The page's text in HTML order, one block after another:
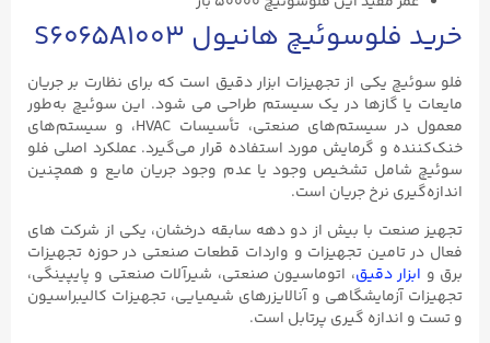
خرید فلوسوئیچ هانیول S6065A1003
فلو سوئیچ یکی از تجهیزات ابزار دقیق است که برای نظارت بر جریان
مایعات یا گازها در یک سیستم طراحی می شود. این سوئیچ به‌طور
معمول در سیستم‌های صنعتی، تأسیسات HVAC، و سیستم‌های
خنک‌کننده و گرمایش مورد استفاده قرار می‌گیرد. عملکرد اصلی فلو
سوئیچ شامل تشخیص وجود یا عدم وجود جریان مایع و همچنین
اندازه‌گیری نرخ جریان است.
تجهیز صنعت با بیش از دو دهه سابقه درخشان، یکی از شرکت های
فعال در تامین تجهیزات و واردات قطعات صنعتی در حوزه تجهیزات
برق و ابزار دقیق، اتوماسیون صنعتی، شیرآلات صنعتی و پایپینگی،
تجهیزات آزمایشگاهی و آنالایزرهای شیمیایی، تجهیزات کالیبراسیون
و تست و اندازه گیری پرتابل است.